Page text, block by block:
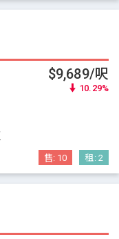
$9,689/呎
10.29%
售: 10 租: 2